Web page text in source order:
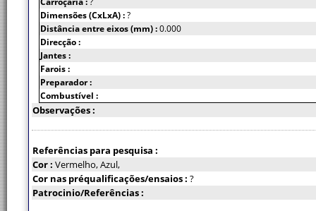
Dimensões (CxLxA) :?
Distância entre eixos (mm) :0.000
Direcção :
Jantes :
Farois :
Preparador :
Combustível :
Observações :
Referências para pesquisa :
Cor : Vermelho, Azul,
Cor nas préqualificações/ensaios : ?
Patrocinio/Referências :